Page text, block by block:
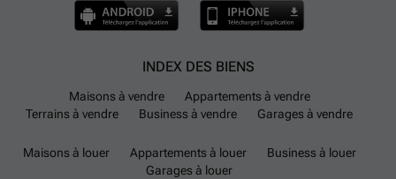
INDEX DES BIENS
Maisons à vendre
Appartements à vendre
Terrains à vendre
Business à vendre Garages à vendre
Maisons à louer Appartements à louer
Business à louer
Garages à louer